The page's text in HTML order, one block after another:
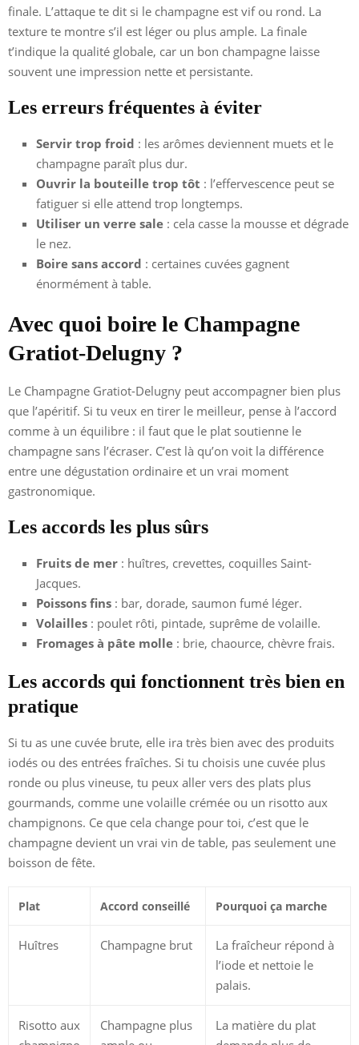
finale. L’attaque te dit si le champagne est vif ou rond. La
texture te montre s’il est léger ou plus ample. La finale
t’indique la qualité globale, car un bon champagne laisse
souvent une impression nette et persistante.
Les erreurs fréquentes à éviter
Servir trop froid : les arômes deviennent muets et le
champagne paraît plus dur.
Ouvrir la bouteille trop tôt : l’effervescence peut se
fatiguer si elle attend trop longtemps.
Utiliser un verre sale : cela casse la mousse et dégrade
le nez.
Boire sans accord : certaines cuvées gagnent
énormément à table.
Avec quoi boire le Champagne
Gratiot-Delugny ?
Le Champagne Gratiot-Delugny peut accompagner bien plus
que l’apéritif. Si tu veux en tirer le meilleur, pense à l’accord
comme à un équilibre : il faut que le plat soutienne le
champagne sans l’écraser. C’est là qu’on voit la différence
entre une dégustation ordinaire et un vrai moment
gastronomique.
Les accords les plus sûrs
Fruits de mer : huîtres, crevettes, coquilles Saint-
Jacques.
Poissons fins : bar, dorade, saumon fumé léger.
Volailles : poulet rôti, pintade, suprême de volaille.
Fromages à pâte molle : brie, chaource, chèvre frais.
Les accords qui fonctionnent très bien en
pratique
Si tu as une cuvée brute, elle ira très bien avec des produits
iodés ou des entrées fraîches. Si tu choisis une cuvée plus
ronde ou plus vineuse, tu peux aller vers des plats plus
gourmands, comme une volaille crémée ou un risotto aux
champignons. Ce que cela change pour toi, c’est que le
champagne devient un vrai vin de table, pas seulement une
boisson de fête.
Plat Accord conseillé Pourquoi ça marche
Huîtres Champagne brut
La fraîcheur répond à
l’iode et nettoie le
palais.
Risotto aux
Champagne plus
La matière du plat